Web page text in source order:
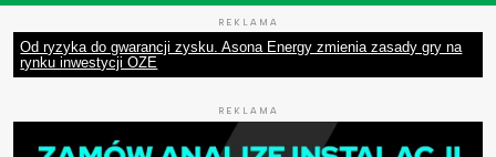
REKLAMA
Od ryzyka do gwarancji zysku. Asona Energy zmienia zasady gry na
rynku inwestycji OZE
REKLAMA